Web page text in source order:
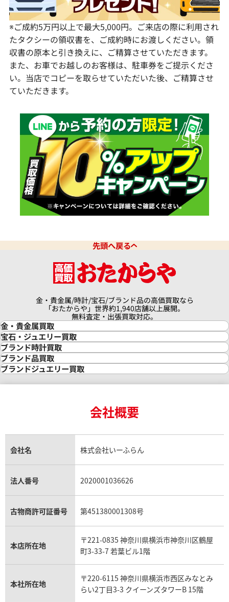
※ご成約5万円以上で最大5,000円。ご来店の際に利用され
たタクシーの領収書を、ご成約時にお渡しください。領
収書の原本と引き換えに、ご精算させていただきます。
また、お車でお越しのお客様は、駐車券をご提示くださ
い。当店でコピーを取らせていただいた後、ご精算させ
ていただきます。
先頭へ戻る
金・貴金属/時計/宝石/ブランド品の高価買取なら
「おたからや」世界約1,940店舗以上展開。
無料査定・出張買取対応。
金・貴金属買取
金買取
金の相場価格情報
金の参考買取価格一覧
インゴット買取
インゴットの相場価格情報
24金買取
金貨買取
貴金属買取
銀・シルバー買取
パラジウム買取
宝石・ジュエリー買取
宝石・ジュエリー買取
ダイヤモンド買取
ダイヤモンド・宝石の参考価格一覧
リング・結婚指輪買取
エメラルド買取
トパーズ買取
タンザナイト買取
キャッツアイ買取
アクアマリン買取
ブランド時計買取
時計買取
ロレックス買取
ロレックス デイトナ買取
ロレックス サブマリーナー買取
ロレックス エクスプローラー買取
ロレックス デイトジャスト買取
パテック フィリップノーチラス買取
ヴァシュロン・コンスタンタン買取
オメガ買取
カルティエ買取
フランク ミュラー買取
リシャール・ミル買取
パネライ買取
チューダー（チュードル）買取
ブランド品買取
ブランド買取
シャネル マトラッセ買取
セリーヌ買取
プラダ買取
ブランドジュエリー買取
ヴァンクリーフ＆アーペル買取
ショーメ買取
ダミアーニ買取
モーブッサン買取
会社概要
会社名 株式会社いーふらん
法人番号 2020001036626
古物商許可証番号 第451380001308号
本店所在地
〒221-0835 神奈川県横浜市神奈川区鶴屋
町3-33-7 若葉ビル1階
本社所在地
〒220-6115 神奈川県横浜市西区みなとみ
らい2丁目3-3 クイーンズタワーB 15階